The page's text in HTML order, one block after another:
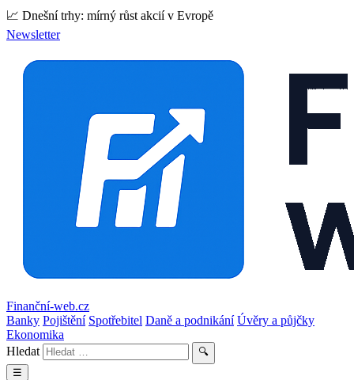
📈 Dnešní trhy: mírný růst akcií v Evropě
Newsletter
Finanční-web.cz
Banky Pojištění Spotřebitel Daně a podnikání Úvěry a půjčky
Ekonomika
Hledat
🔍
☰